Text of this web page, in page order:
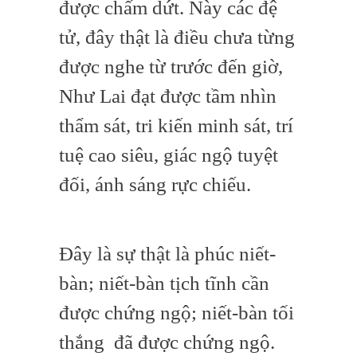
được chấm dứt. Này các đệ
tử, đây thật là điều chưa từng
được nghe từ trước đến giờ,
Như Lai đạt được tầm nhìn
thẩm sát, tri kiến minh sát, trí
tuệ cao siêu, giác ngộ tuyệt
đối, ánh sáng rực chiếu.
Đây là sự thật là phúc niết-
bàn; niết-bàn tịch tĩnh cần
được chứng ngộ; niết-bàn tối
thắng đã được chứng ngộ.